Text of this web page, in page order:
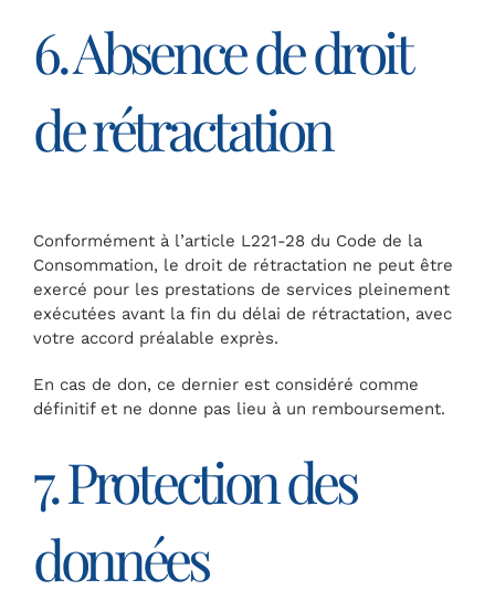
6. Absence de droit
de rétractation
Conformément à l’article L221-28 du Code de la
Consommation, le droit de rétractation ne peut être
exercé pour les prestations de services pleinement
exécutées avant la fin du délai de rétractation, avec
votre accord préalable exprès.
En cas de don, ce dernier est considéré comme
définitif et ne donne pas lieu à un remboursement.
7. Protection des
données